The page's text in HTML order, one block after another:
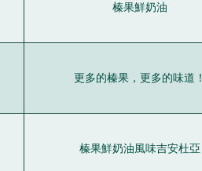
榛果鮮奶油
更多的榛果，更多的味道！
榛果鮮奶油風味吉安杜亞